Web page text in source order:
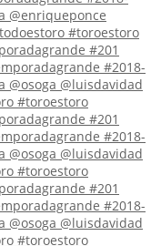
#201
#201
#201